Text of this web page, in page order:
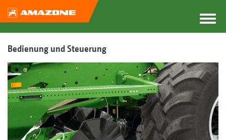
Bedienung und Steuerung